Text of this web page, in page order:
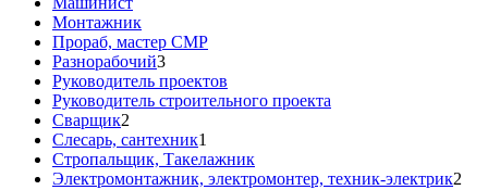
Монтажник
Прораб, мастер СМР
Разнорабочий3
Руководитель проектов
Руководитель строительного проекта
Сварщик2
Слесарь, сантехник1
Стропальщик, Такелажник
Электромонтажник, электромонтер, техник-электрик2